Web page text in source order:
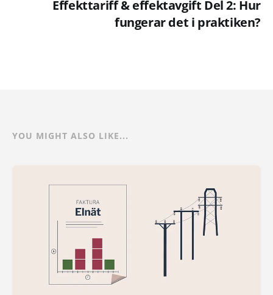
Effekttariff & effektavgift Del 2: Hur
fungerar det i praktiken?
YOU MIGHT ALSO LIKE...